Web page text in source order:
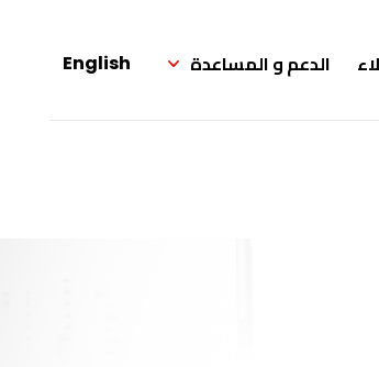
الدعم و المساعدة English